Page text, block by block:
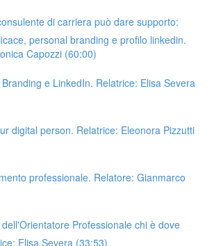
di carriera può dare supporto:
personal branding e profilo linkedin.
Capozzi (60:00)
e LinkedIn. Relatrice: Elisa Severa
digital person. Relatrice: Eleonora Pizzutti
professionale. Relatore: Gianmarco
Professionale chi è dove
Elisa Severa (33:53)